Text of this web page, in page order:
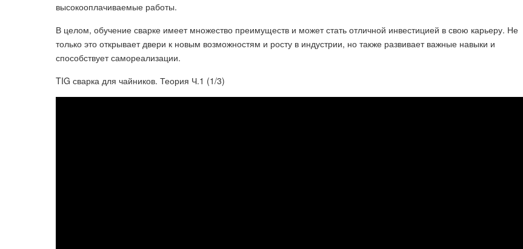
высокооплачиваемые работы.
В целом, обучение сварке имеет множество преимуществ и может стать отличной инвестицией в свою карьеру. Не
только это открывает двери к новым возможностям и росту в индустрии, но также развивает важные навыки и
способствует самореализации.
TIG сварка для чайников. Теория Ч.1 (1/3)